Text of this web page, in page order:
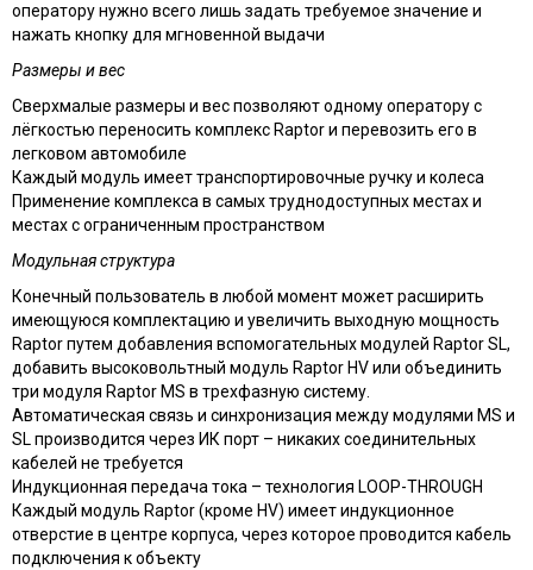
оператору нужно всего лишь задать требуемое значение и
нажать кнопку для мгновенной выдачи
Размеры и вес
Сверхмалые размеры и вес позволяют одному оператору с
лёгкостью переносить комплекс Raptor и перевозить его в
легковом автомобиле
Каждый модуль имеет транспортировочные ручку и колеса
Применение комплекса в самых труднодоступных местах и
местах с ограниченным пространством
Модульная структура
Конечный пользователь в любой момент может расширить
имеющуюся комплектацию и увеличить выходную мощность
Raptor путем добавления вспомогательных модулей Raptor SL,
добавить высоковольтный модуль Raptor HV или объединить
три модуля Raptor MS в трехфазную систему.
Автоматическая связь и синхронизация между модулями MS и
SL производится через ИК порт – никаких соединительных
кабелей не требуется
Индукционная передача тока – технология LOOP-THROUGH
Каждый модуль Raptor (кроме HV) имеет индукционное
отверстие в центре корпуса, через которое проводится кабель
подключения к объекту